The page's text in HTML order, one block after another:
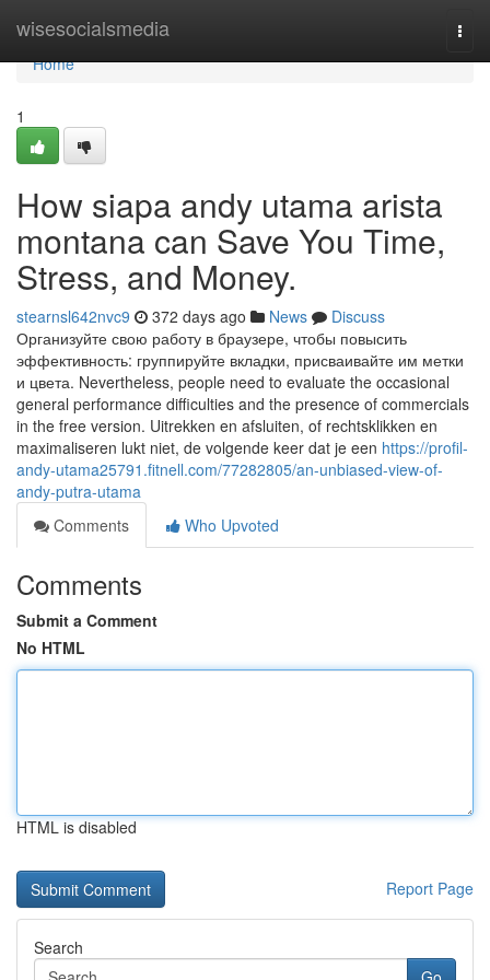
wisesocialsmedia
Home
Home
1
How siapa andy utama arista
montana can Save You Time,
Stress, and Money.
stearnsl642nvc9 372 days ago News
Discuss
Организуйте свою работу в браузере, чтобы повысить
эффективность: группируйте вкладки, присваивайте им метки
и цвета. Nevertheless, people need to evaluate the occasional
general performance difficulties and the presence of commercials
in the free version. Uitrekken en afsluiten, of rechtsklikken en
maximaliseren lukt niet, de volgende keer dat je een https://profil-
andy-utama25791.fitnell.com/77282805/an-unbiased-view-of-
andy-putra-utama
Comments
Who Upvoted
Comments
Submit a Comment
No HTML
HTML is disabled
Report Page
Search